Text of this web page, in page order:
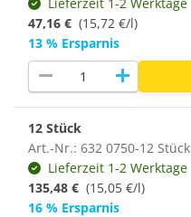
47,16 € (15,72 €/l)
13 % Ersparnis
remove add
12 Stück
Art.-Nr.: 632 0750-12 Stück
Lieferzeit 1-2 Werktage
135,48 € (15,05 €/l)
16 % Ersparnis